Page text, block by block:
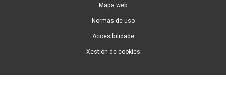
Mapa web
Normas de uso
Accesibilidade
Xestión de cookies